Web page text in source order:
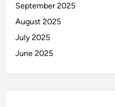
September 2025
August 2025
July 2025
June 2025